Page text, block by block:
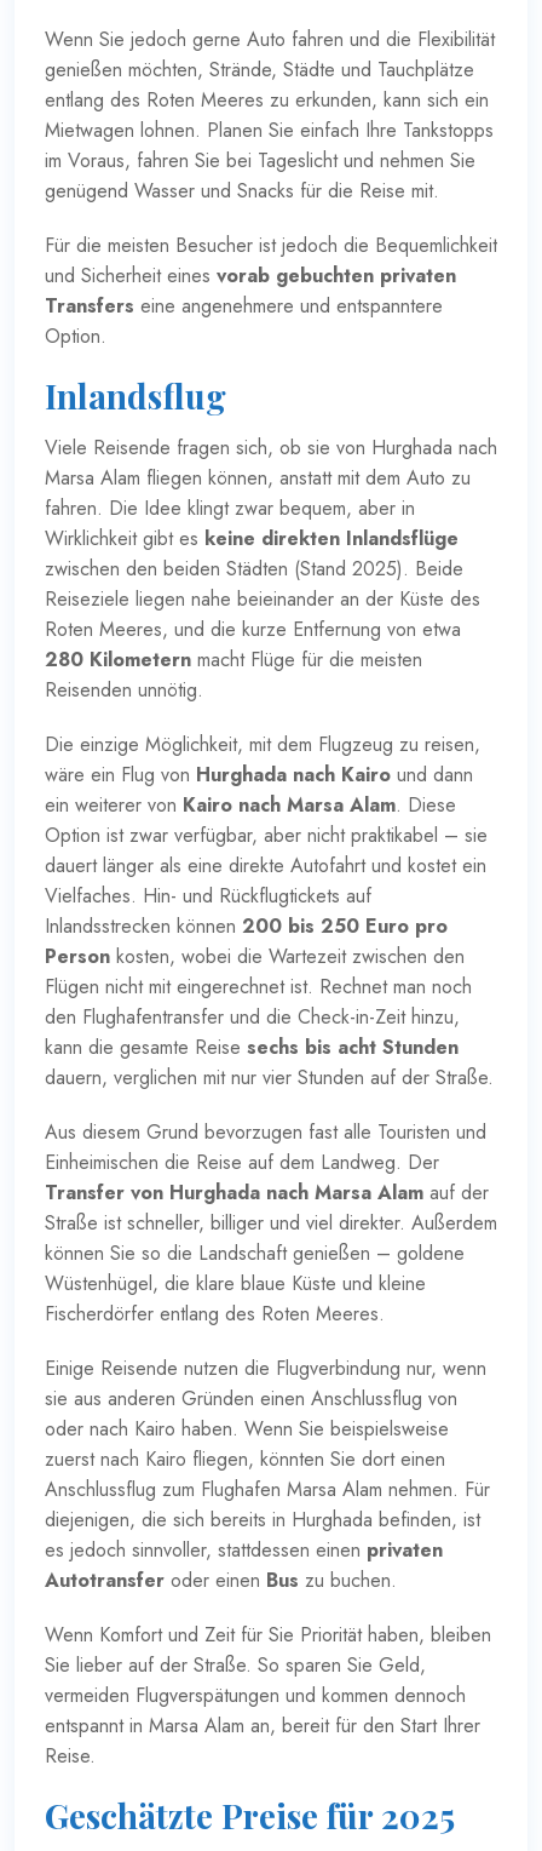
Wenn Sie jedoch gerne Auto fahren und die Flexibilität
genießen möchten, Strände, Städte und Tauchplätze
entlang des Roten Meeres zu erkunden, kann sich ein
Mietwagen lohnen. Planen Sie einfach Ihre Tankstopps
im Voraus, fahren Sie bei Tageslicht und nehmen Sie
genügend Wasser und Snacks für die Reise mit.
Für die meisten Besucher ist jedoch die Bequemlichkeit
und Sicherheit eines vorab gebuchten privaten
Transfers eine angenehmere und entspanntere
Option.
Inlandsflug
Viele Reisende fragen sich, ob sie von Hurghada nach
Marsa Alam fliegen können, anstatt mit dem Auto zu
fahren. Die Idee klingt zwar bequem, aber in
Wirklichkeit gibt es keine direkten Inlandsflüge
zwischen den beiden Städten (Stand 2025). Beide
Reiseziele liegen nahe beieinander an der Küste des
Roten Meeres, und die kurze Entfernung von etwa
280 Kilometern macht Flüge für die meisten
Reisenden unnötig.
Die einzige Möglichkeit, mit dem Flugzeug zu reisen,
wäre ein Flug von Hurghada nach Kairo und dann
ein weiterer von Kairo nach Marsa Alam. Diese
Option ist zwar verfügbar, aber nicht praktikabel – sie
dauert länger als eine direkte Autofahrt und kostet ein
Vielfaches. Hin- und Rückflugtickets auf
Inlandsstrecken können 200 bis 250 Euro pro
Person kosten, wobei die Wartezeit zwischen den
Flügen nicht mit eingerechnet ist. Rechnet man noch
den Flughafentransfer und die Check-in-Zeit hinzu,
kann die gesamte Reise sechs bis acht Stunden
dauern, verglichen mit nur vier Stunden auf der Straße.
Aus diesem Grund bevorzugen fast alle Touristen und
Einheimischen die Reise auf dem Landweg. Der
Transfer von Hurghada nach Marsa Alam auf der
Straße ist schneller, billiger und viel direkter. Außerdem
können Sie so die Landschaft genießen – goldene
Wüstenhügel, die klare blaue Küste und kleine
Fischerdörfer entlang des Roten Meeres.
Einige Reisende nutzen die Flugverbindung nur, wenn
sie aus anderen Gründen einen Anschlussflug von
oder nach Kairo haben. Wenn Sie beispielsweise
zuerst nach Kairo fliegen, könnten Sie dort einen
Anschlussflug zum Flughafen Marsa Alam nehmen. Für
diejenigen, die sich bereits in Hurghada befinden, ist
es jedoch sinnvoller, stattdessen einen privaten
Autotransfer oder einen Bus zu buchen.
Wenn Komfort und Zeit für Sie Priorität haben, bleiben
Sie lieber auf der Straße. So sparen Sie Geld,
vermeiden Flugverspätungen und kommen dennoch
entspannt in Marsa Alam an, bereit für den Start Ihrer
Reise.
Geschätzte Preise für 2025